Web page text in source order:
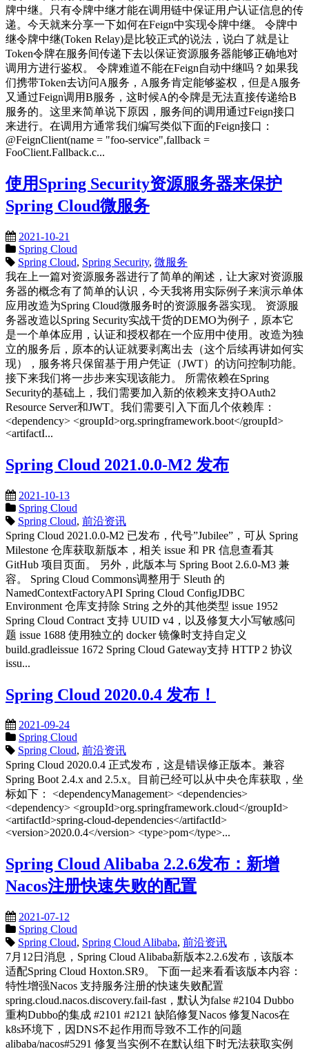
牌中继。只有令牌中继才能在调用链中保证用户认证信息的传
递。今天就来分享一下如何在Feign中实现令牌中继。 令牌中
继令牌中继(Token Relay)是比较正式的说法，说白了就是让
Token令牌在服务间传递下去以保证资源服务器能够正确地对
调用方进行鉴权。 令牌难道不能在Feign自动中继吗？如果我
们携带Token去访问A服务，A服务肯定能够鉴权，但是A服务
又通过Feign调用B服务，这时候A的令牌是无法直接传递给B
服务的。这里来简单说下原因，服务间的调用通过Feign接口
来进行。在调用方通常我们编写类似下面的Feign接口：
@FeignClient(name = "foo-service",fallback =
FooClient.Fallback.c...
使用Spring Security资源服务器来保护
Spring Cloud微服务
2021-10-21
Spring Cloud
Spring Cloud, Spring Security, 微服务
我在上一篇对资源服务器进行了简单的阐述，让大家对资源服
务器的概念有了简单的认识，今天我将用实际例子来演示单体
应用改造为Spring Cloud微服务时的资源服务器实现。 资源服
务器改造以Spring Security实战干货的DEMO为例子，原本它
是一个单体应用，认证和授权都在一个应用中使用。改造为独
立的服务后，原本的认证就要剥离出去（这个后续再讲如何实
现），服务将只保留基于用户凭证（JWT）的访问控制功能。
接下来我们将一步步来实现该能力。 所需依赖在Spring
Security的基础上，我们需要加入新的依赖来支持OAuth2
Resource Server和JWT。我们需要引入下面几个依赖库：
<dependency> <groupId>org.springframework.boot</groupId>
<artifactI...
Spring Cloud 2021.0.0-M2 发布
2021-10-13
Spring Cloud
Spring Cloud, 前沿资讯
Spring Cloud 2021.0.0-M2 已发布，代号”Jubilee”，可从 Spring
Milestone 仓库获取新版本，相关 issue 和 PR 信息查看其
GitHub 项目页面。 另外，此版本与 Spring Boot 2.6.0-M3 兼
容。 Spring Cloud Commons调整用于 Sleuth 的
NamedContextFactoryAPI Spring Cloud ConfigJDBC
Environment 仓库支持除 String 之外的其他类型 issue 1952
Spring Cloud Contract 支持 UUID v4，以及修复大小写敏感问
题 issue 1688 使用独立的 docker 镜像时支持自定义
build.gradleissue 1672 Spring Cloud Gateway支持 HTTP 2 协议
issu...
Spring Cloud 2020.0.4 发布！
2021-09-24
Spring Cloud
Spring Cloud, 前沿资讯
Spring Cloud 2020.0.4 正式发布，这是错误修正版本。兼容
Spring Boot 2.4.x and 2.5.x。目前已经可以从中央仓库获取，坐
标如下： <dependencyManagement> <dependencies>
<dependency> <groupId>org.springframework.cloud</groupId>
<artifactId>spring-cloud-dependencies</artifactId>
<version>2020.0.4</version> <type>pom</type>...
Spring Cloud Alibaba 2.2.6发布：新增
Nacos注册快速失败的配置
2021-07-12
Spring Cloud
Spring Cloud, Spring Cloud Alibaba, 前沿资讯
7月12日消息，Spring Cloud Alibaba新版本2.2.6发布，该版本
适配Spring Cloud Hoxton.SR9。 下面一起来看看该版本内容：
特性增强Nacos 支持服务注册的快速失败配置
spring.cloud.nacos.discovery.fail-fast，默认为false #2104 Dubbo
重构Dubbo的集成 #2101 #2121 缺陷修复Nacos 修复Nacos在
k8s环境下，因DNS不起作用而导致不工作的问题
alibaba/nacos#5291 修复当实例不在默认组下时无法获取实例